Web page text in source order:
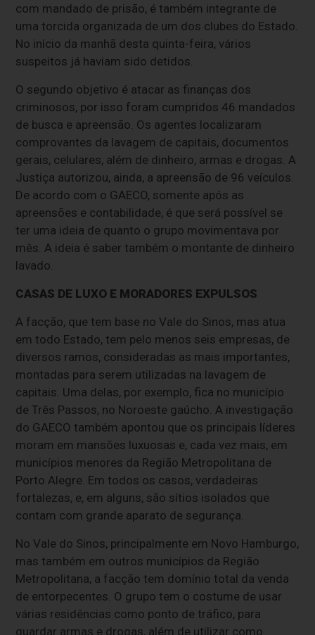
com mandado de prisão, é também integrante de
uma torcida organizada de um dos clubes do Estado.
No início da manhã desta quinta-feira, vários
suspeitos já haviam sido detidos.
O segundo objetivo é atacar as finanças dos
criminosos, por isso foram cumpridos 46 mandados
de busca e apreensão. Os agentes localizaram
comprovantes da lavagem de capitais, documentos
gerais, celulares, além de dinheiro, armas e drogas. A
Justiça autorizou, ainda, a apreensão de 96 veículos.
De acordo com o GAECO, somente após as
apreensões e contabilidade, é que será possível se
ter uma ideia de quanto o grupo movimentava por
mês. A ideia é saber também o montante de dinheiro
lavado.
CASAS DE LUXO E MORADORES EXPULSOS
A facção, que tem base no Vale do Sinos, mas atua
em todo Estado, tem pelo menos seis empresas, de
diversos ramos, consideradas as mais importantes,
montadas para serem utilizadas na lavagem de
capitais. Uma delas, por exemplo, fica no município
de Três Passos, no Noroeste gaúcho. A investigação
do GAECO também apontou que os principais líderes
moram em mansões luxuosas e, cada vez mais, em
municípios menores da Região Metropolitana de
Porto Alegre. Em todos os casos, verdadeiras
fortalezas, e, em alguns, são sítios isolados que
contam com grande aparato de segurança.
No Vale do Sinos, principalmente em Novo Hamburgo,
mas também em outros municípios da Região
Metropolitana, a facção tem domínio total da venda
de entorpecentes. O grupo tem o costume de usar
várias residências como ponto de tráfico, para
guardar armas e drogas, além de utilizar como